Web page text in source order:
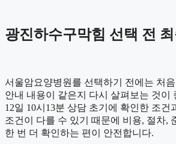
광진하수구막힘 선택 전 최
서울암요양병원를 선택하기 전에는 처
안내 내용이 같은지 다시 살펴보는 것이
12일 10시13분 상담 초기에 확인한 조건
조건이 다를 수 있기 때문에 비용, 절차,
한 번 더 확인하는 편이 안전합니다.